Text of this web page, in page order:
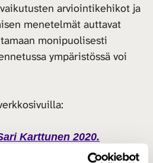
arviointikehikot ja
menetelmät auttavat
monipuolisesti
ympäristössä voi
Karttunen 2020.
ja -